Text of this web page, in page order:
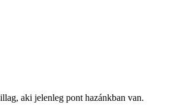
aki jelenleg pont hazánkban van.